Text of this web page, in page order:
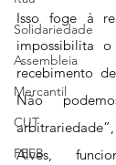
Solidariedade
Assembleia
Mercantil
CUT
FEEB
Isso foge à
impossibilita
recebimento
Não
Alves,